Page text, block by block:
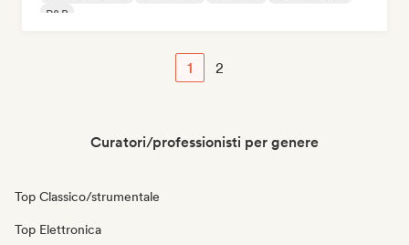
R&B
1 2
Curatori/professionisti per genere
Top Classico/strumentale
Top Elettronica